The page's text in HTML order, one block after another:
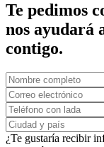
Te pedimos
nos ayudará
contigo.
¿Te gustaría recibir